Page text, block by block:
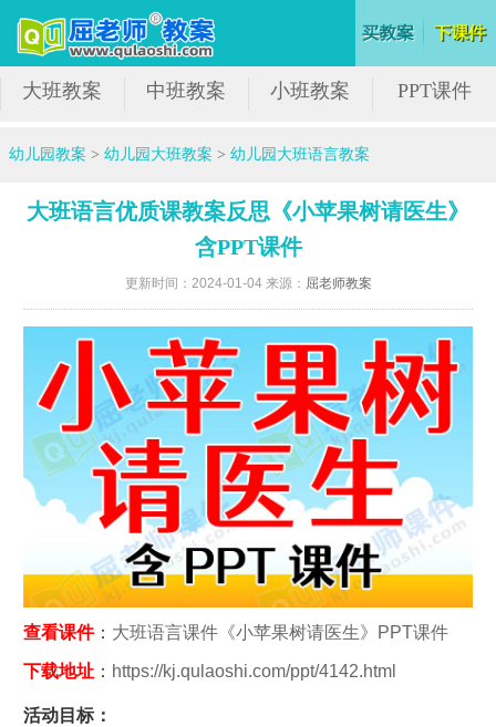
大班教案 中班教案 小班教案 PPT课件
幼儿园教案 >幼儿园大班教案 >幼儿园大班语言教案
大班语言优质课教案反思《小苹果树请医生》
含PPT课件
更新时间：2024-01-04 来源： 屈老师教案
查看课件： 大班语言课件《小苹果树请医生》PPT课件
下载地址： https://kj.qulaoshi.com/ppt/4142.html
活动目标：